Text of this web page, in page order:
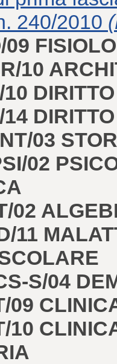
240/2010
10
03
02
02
11
S/04
09
10